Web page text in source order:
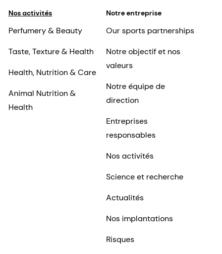
Nos activités
Perfumery & Beauty
Taste, Texture & Health
Health, Nutrition & Care
Animal Nutrition &
Health
Notre entreprise
Our sports partnerships
Notre objectif et nos
valeurs
Notre équipe de
direction
Entreprises
responsables
Nos activités
Science et recherche
Actualités
Nos implantations
Risques